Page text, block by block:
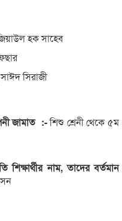
হক সাহেব
সিরাজী
জামাত :-শিশু শ্রেনী থেকে ৫ম
শিক্ষার্থীর নাম, তাদের বর্তমান